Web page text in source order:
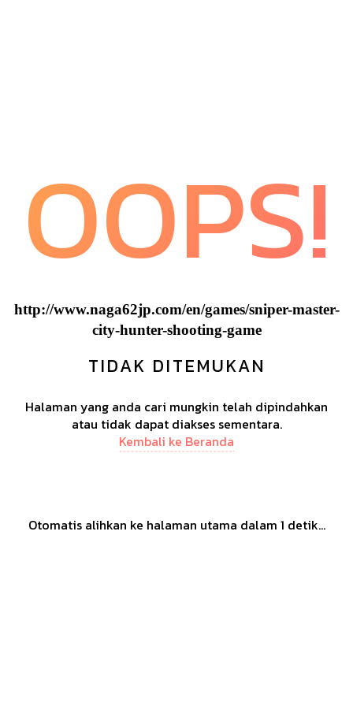
OOPS!
http://www.naga62jp.com/en/games/sniper-master-
city-hunter-shooting-game
TIDAK DITEMUKAN
Halaman yang anda cari mungkin telah dipindahkan
atau tidak dapat diakses sementara.
Kembali ke Beranda
Otomatis alihkan ke halaman utama dalam 1 detik...